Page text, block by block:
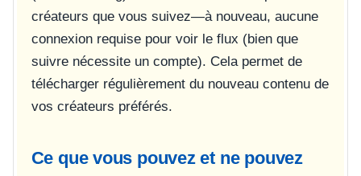
créateurs que vous suivez—à nouveau, aucune
connexion requise pour voir le flux (bien que
suivre nécessite un compte). Cela permet de
télécharger régulièrement du nouveau contenu de
vos créateurs préférés.
Ce que vous pouvez et ne pouvez